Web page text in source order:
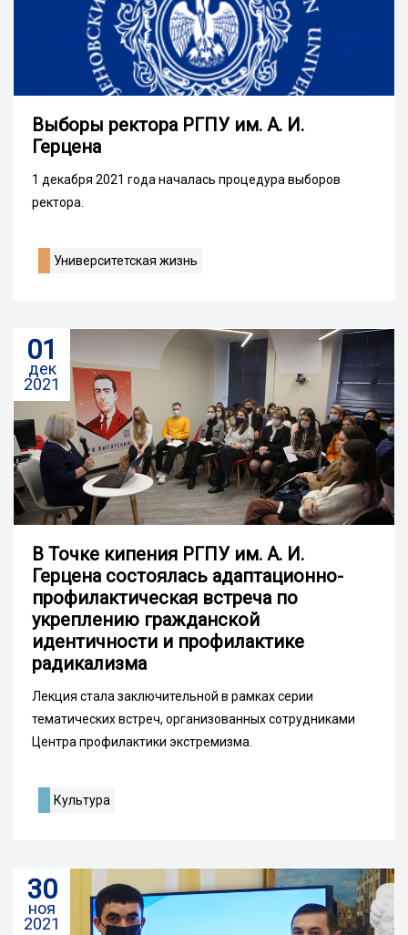
Выборы ректора РГПУ им. А. И.
Герцена
1 декабря 2021 года началась процедура выборов
ректора.
Университетская жизнь
01
дек
2021
В Точке кипения РГПУ им. А. И.
Герцена состоялась адаптационно-
профилактическая встреча по
укреплению гражданской
идентичности и профилактике
радикализма
Лекция стала заключительной в рамках серии
тематических встреч, организованных сотрудниками
Центра профилактики экстремизма.
Культура
30
ноя
2021